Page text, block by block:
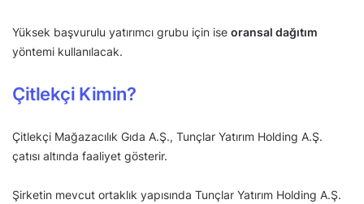
Yüksek başvurulu yatırımcı grubu için ise oransal dağıtım
yöntemi kullanılacak.
Çitlekçi Kimin?
Çitlekçi Mağazacılık Gıda A.Ş., Tunçlar Yatırım Holding A.Ş.
çatısı altında faaliyet gösterir.
Şirketin mevcut ortaklık yapısında Tunçlar Yatırım Holding A.Ş.